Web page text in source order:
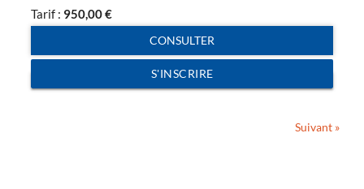
Tarif : 950,00€
CONSULTER
S'INSCRIRE
Suivant »